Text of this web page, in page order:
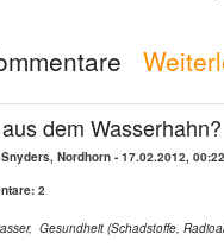
dem Wasserhahn?
Nordhorn - 17.02.2012,
2
, Gesundheit (Schadstoffe,